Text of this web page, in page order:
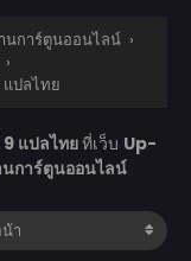
นการ์ตูนออนไลน์ ›
›
ปลไทย
แปลไทยที่เว็บ Up-
การ์ตูนออนไลน์